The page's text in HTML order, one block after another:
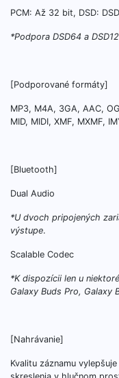
PCM: Až 32 bit, DSD:
*Podpora DSD64 a
[Podporované formáty]
MP3, M4A, 3GA, AAC,
MID, MIDI, XMF, MXMF,
[Bluetooth]
Dual Audio
*U dvoch pripojených
výstupe.
Scalable Codec
*K dispozícii len u
Galaxy Buds Pro, Galaxy
[Nahrávanie]
Kvalitu záznamu